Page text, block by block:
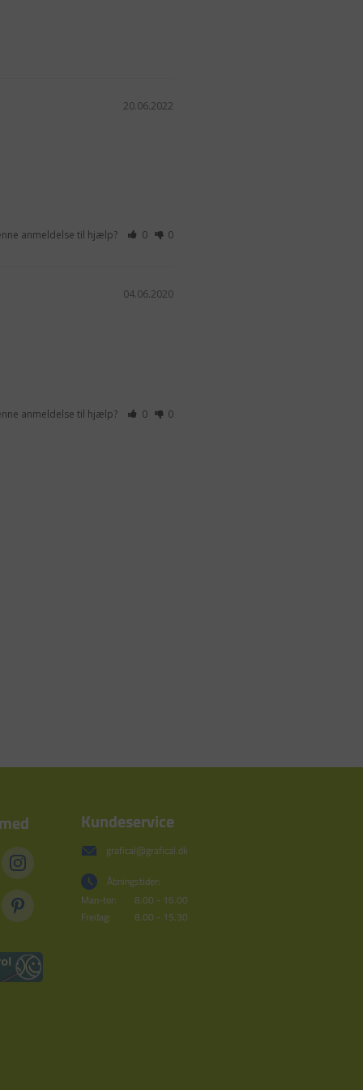
20.06.2022
anmeldelse til hjælp? 0 0
04.06.2020
anmeldelse til hjælp? 0 0
Kundeservice
grafical@grafical.dk
Åbningstider:
Man-tor:
8.00 - 16.00
Fredag:
8.00 - 15.30